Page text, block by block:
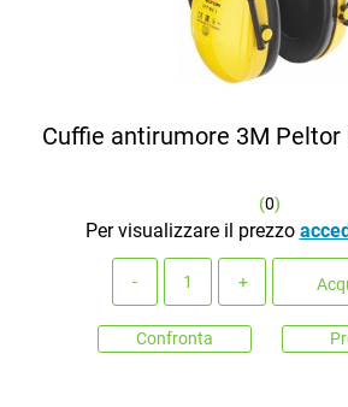
Cuffie antirumore 3M Peltor
(0)
Per visualizzare il prezzo
Confronta